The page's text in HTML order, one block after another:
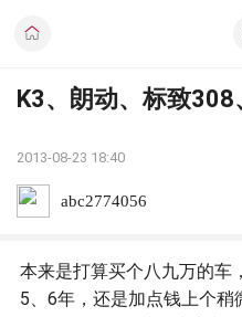
K3、朗动、标致308
2013-08-23 18:40
abc2774056
本来是打算买个八九万的车
5、6年，还是加点钱上个